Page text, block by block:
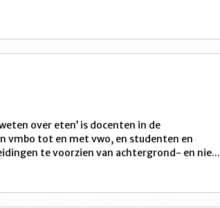
over eten’ is docenten in de
vmbo tot en met vwo, en studenten en
te voorzien van achtergrond- en nie...